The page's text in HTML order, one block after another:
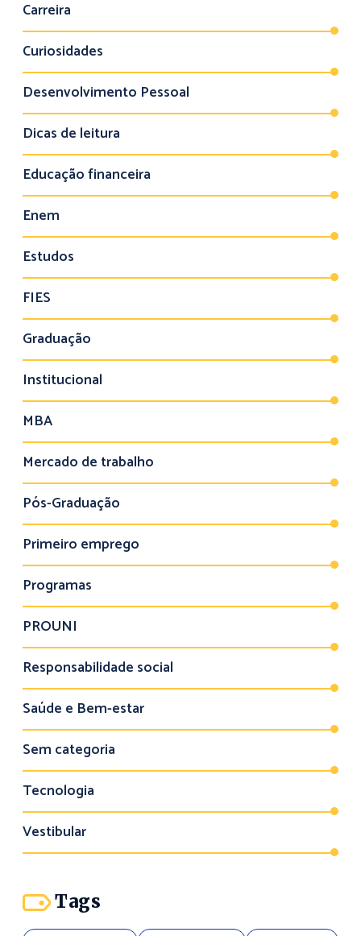
Carreira
Curiosidades
Desenvolvimento Pessoal
Dicas de leitura
Educação financeira
Enem
Estudos
FIES
Graduação
Institucional
MBA
Mercado de trabalho
Pós-Graduação
Primeiro emprego
Programas
PROUNI
Responsabilidade social
Saúde e Bem-estar
Sem categoria
Tecnologia
Vestibular
Tags